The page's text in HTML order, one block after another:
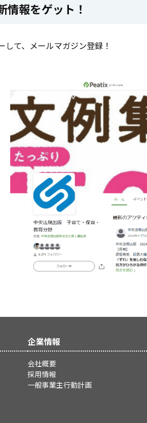
情報をゲット！
して、メールマガジン登録！
企業情報
会社概要
採用情報
一般事業主行動計画